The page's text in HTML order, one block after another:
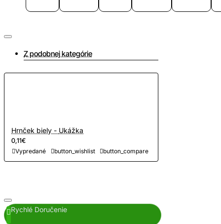
Z podobnej kategórie
Hrnček biely - Ukážka
0,11€
Vypredané button_wishlist button_compare
Rychlé Doručenie